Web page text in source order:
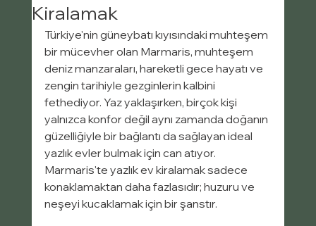
Kiralamak
Türkiye'nin güneybatı kıyısındaki muhteşem
bir mücevher olan Marmaris, muhteşem
deniz manzaraları, hareketli gece hayatı ve
zengin tarihiyle gezginlerin kalbini
fethediyor. Yaz yaklaşırken, birçok kişi
yalnızca konfor değil aynı zamanda doğanın
güzelliğiyle bir bağlantı da sağlayan ideal
yazlık evler bulmak için can atıyor.
Marmaris'te yazlık ev kiralamak sadece
konaklamaktan daha fazlasıdır; huzuru ve
neşeyi kucaklamak için bir şanstır.